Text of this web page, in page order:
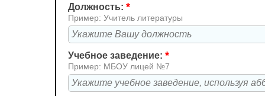
Должность: *
Пример: Учитель литературы
Учебное заведение: *
Пример: МБОУ лицей №7